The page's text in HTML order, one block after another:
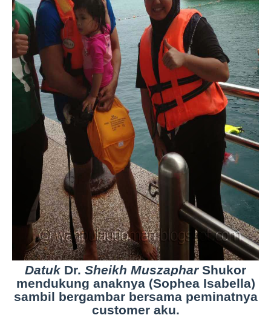
DatukDr. Sheikh MuszapharShukor
mendukung anaknya (Sophea Isabella)
sambil bergambar bersama peminatnya
customer aku.